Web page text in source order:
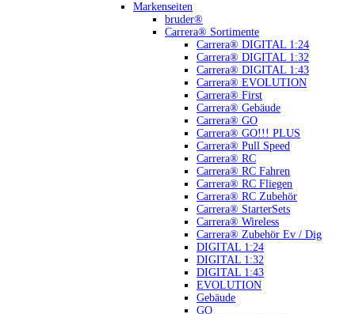
Markenseiten
bruder®
Carrera® Sortimente
Carrera® DIGITAL 1:24
Carrera® DIGITAL 1:32
Carrera® DIGITAL 1:43
Carrera® EVOLUTION
Carrera® First
Carrera® Gebäude
Carrera® GO
Carrera® GO!!! PLUS
Carrera® Pull Speed
Carrera® RC
Carrera® RC Fahren
Carrera® RC Fliegen
Carrera® RC Zubehör
Carrera® StarterSets
Carrera® Wireless
Carrera® Zubehör Ev / Dig
DIGITAL 1:24
DIGITAL 1:32
DIGITAL 1:43
EVOLUTION
Gebäude
GO